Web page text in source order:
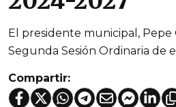
El presidente municipal, Pepe
Segunda Sesión Ordinaria de
Compartir: